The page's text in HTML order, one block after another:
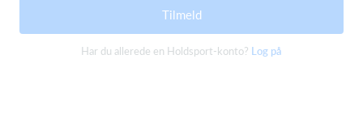
Tilmeld
Har du allerede en Holdsport-konto? Log på